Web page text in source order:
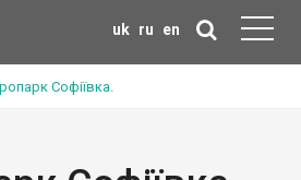
uk ru en
Софіївка.